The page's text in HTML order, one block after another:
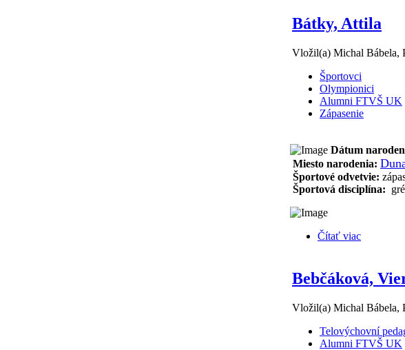
Bátky, Attila
Vložil(a) Michal Bábela,
Športovci
Olympionici
Alumni FTVŠ UK
Zápasenie
Dátum
Miesto narodenia:
Športové odvetvie:
Športová disciplína:
Čítať viac
Bebčáková,
Vložil(a) Michal Bábela,
Telovýchovní
Alumni FTVŠ UK